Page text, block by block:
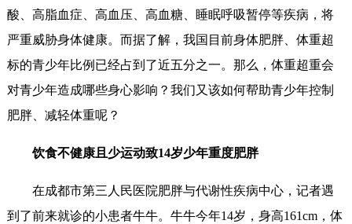
酸、高脂血症、高血压、高血糖、睡眠呼吸暂停等疾病，将
严重威胁身体健康。而据了解，我国目前身体肥胖、体重超
标的青少年比例已经占到了近五分之一。那么，体重超重会
对青少年造成哪些身心影响？我们又该如何帮助青少年控制
肥胖、减轻体重呢？
饮食不健康且少运动致14岁少年重度肥胖
在成都市第三人民医院肥胖与代谢性疾病中心，记者遇
到了前来就诊的小患者牛牛。牛牛今年14岁，身高161cm，体